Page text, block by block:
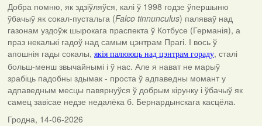
Добра помню, як здзіўляўся, калі ў 1998 годзе ўпершыню
ўбачыў як сокал-пустальга (Falco tinnunculus) паляваў над
газонам уздоўж шырокага праспекта ў Котбусе (Германія), а
праз некалькі гадоў над самым цэнтрам Прагі. І вось ў
апошнія гады сокалы, якія палююць над цэнтрам гораду, сталі
больш-менш звычайнымі і ў нас. Але я нават не марыў
зрабіць падобны здымак - проста ў адпаведны момант у
адпаведным месцы павярнуўся ў добрым кірунку і ўбачыў як
самец завісае недзе недалёка б. Бернардынскага касцёла.
Гродна, 14-06-2026